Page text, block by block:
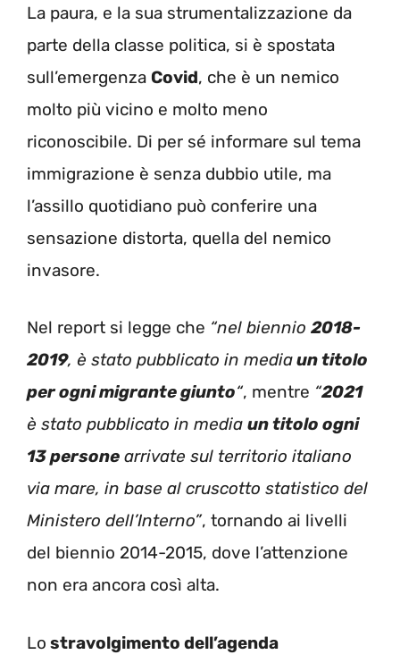
La paura, e la sua strumentalizzazione da
parte della classe politica, si è spostata
sull’emergenza Covid, che è un nemico
molto più vicino e molto meno
riconoscibile. Di per sé informare sul tema
immigrazione è senza dubbio utile, ma
l’assillo quotidiano può conferire una
sensazione distorta, quella del nemico
invasore.
Nel report si legge che “nel biennio 2018-
2019, è stato pubblicato in mediaun titolo
per ogni migrantegiunto“, mentre “2021
è stato pubblicato in media un titolo ogni
13 persone arrivate sul territorio italiano
via mare, in base al cruscotto statistico del
Ministero dell’Interno”, tornando ai livelli
del biennio 2014-2015, dove l’attenzione
non era ancora così alta.
Lo stravolgimento dell’agenda